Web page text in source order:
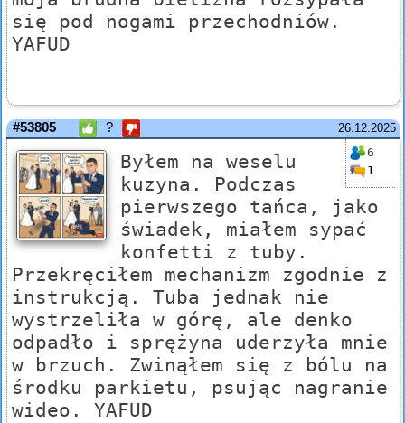
się pod nogami przechodniów.
YAFUD
26.12.2025
#53805 ?
6
1
Byłem na weselu
kuzyna. Podczas
pierwszego tańca, jako
świadek, miałem sypać
konfetti z tuby.
Przekręciłem mechanizm zgodnie z
instrukcją. Tuba jednak nie
wystrzeliła w górę, ale denko
odpadło i sprężyna uderzyła mnie
w brzuch. Zwinąłem się z bólu na
środku parkietu, psując nagranie
wideo. YAFUD